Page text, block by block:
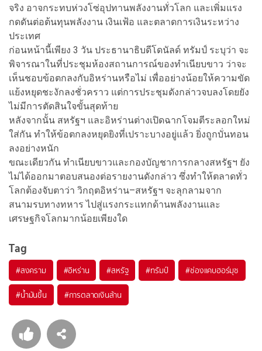
จริง อาจกระทบห่วงโซ่อุปทานพลังงานทั่วโลก และเพิ่มแรง
กดดันต่อต้นทุนพลังงาน เงินเฟ้อ และตลาดการเงินระหว่าง
ประเทศ
ก่อนหน้านี้เพียง 3 วัน ประธานาธิบดีโดนัลด์ ทรัมป์ ระบุว่า จะ
พิจารณาในที่ประชุมห้องสถานการณ์ของทำเนียบขาว ว่าจะ
เห็นชอบข้อตกลงกับอิหร่านหรือไม่ เพื่ออย่างน้อยให้ความขัด
แย้งหยุดชะงักลงชั่วคราว แต่การประชุมดังกล่าวจบลงโดยยัง
ไม่มีการตัดสินใจขั้นสุดท้าย
หลังจากนั้น สหรัฐฯ และอิหร่านต่างเปิดฉากโจมตีระลอกใหม่
ใส่กัน ทำให้ข้อตกลงหยุดยิงที่เปราะบางอยู่แล้ว ยิ่งถูกบั่นทอน
ลงอย่างหนัก
ขณะเดียวกัน ทำเนียบขาวและกองบัญชาการกลางสหรัฐฯ ยัง
ไม่ได้ออกมาตอบสนองต่อรายงานดังกล่าว ซึ่งทำให้ตลาดทั่ว
โลกต้องจับตาว่า วิกฤตอิหร่าน–สหรัฐฯ จะลุกลามจาก
สนามรบทางทหาร ไปสู่แรงกระแทกด้านพลังงานและ
เศรษฐกิจโลกมากน้อยเพียงใด
Tag
#สงคราม #อิหร่าน #สหรัฐ #ทรัมป์ #ช่องแคบฮอร์มุซ
#น้ำมันขึ้น #การตลาดเงินล้าน